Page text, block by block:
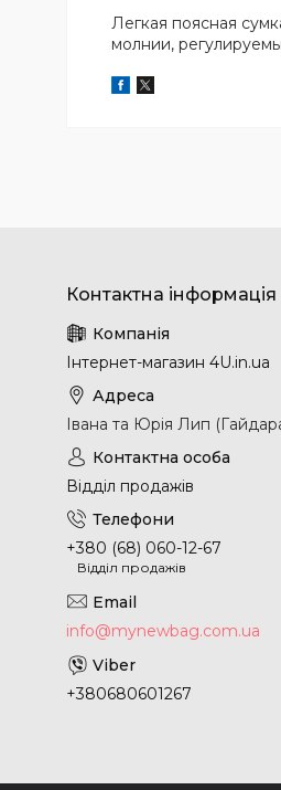
Легкая поясная
молнии,
Інтернет-магазин 4U.in.ua
Івана та Юрія Лип
Відділ продажів
+380 (68) 060-12-67
Відділ продажів
info@mynewbag.com.ua
+380680601267